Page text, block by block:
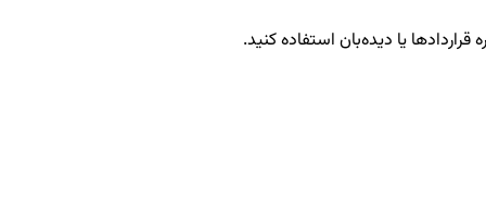
قراردادها یا دیده‌بان استفاده کنید.